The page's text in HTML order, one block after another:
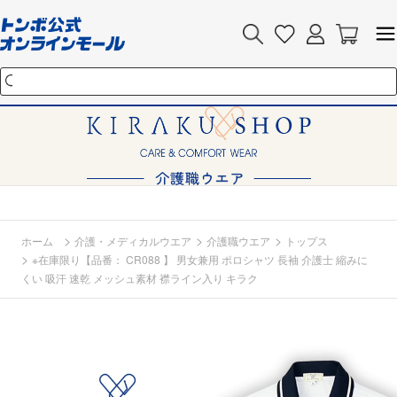
ホーム > 介護・メディカルウエア > 介護職ウエア > トップス
> ※在庫限り【品番： CR088 】 男女兼用 ポロシャツ 長袖 介護士 縮みに
くい 吸汗 速乾 メッシュ素材 襟ライン入り キラク